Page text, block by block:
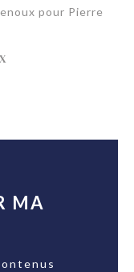
pour Pierre
MA